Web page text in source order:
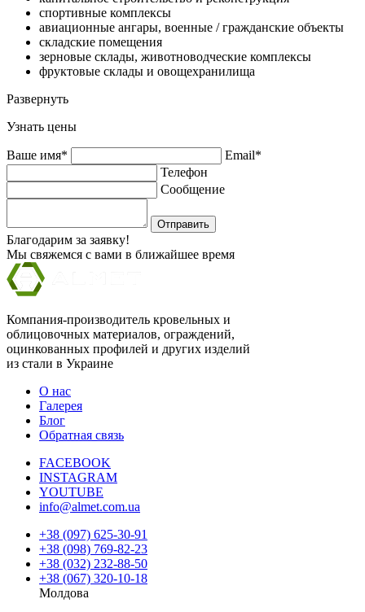
спортивные комплексы
авиационные ангары, военные / гражданские объекты
складские помещения
зерновые склады, животноводческие комплексы
фруктовые склады и овощехранилища
Развернуть
Узнать цены
Ваше имя*
Email*
Телефон
Сообщение
Отправить
Благодарим за заявку!
Мы свяжемся с вами в ближайшее время
Компания-производитель кровельных и
облицовочных материалов, ограждений,
оцинкованных профилей и других изделий
из стали в Украине
О нас
Галерея
Блог
Обратная связь
FACEBOOK
INSTAGRAM
YOUTUBE
info@almet.com.ua
+38 (097) 625-30-91
+38 (098) 769-82-23
+38 (032) 232-88-50
+38 (067) 320-10-18
Молдова